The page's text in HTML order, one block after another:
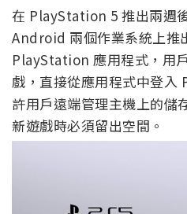
在 PlayStation 5 推出兩週
Android 兩個作業系統上推
PlayStation 應用程式，用
戲，直接從應用程式中登入
許用戶遠端管理主機上的儲
新遊戲時必須留出空間。